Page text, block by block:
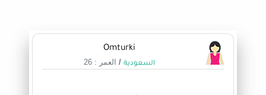
Omturki
السعودية / العمر : 26